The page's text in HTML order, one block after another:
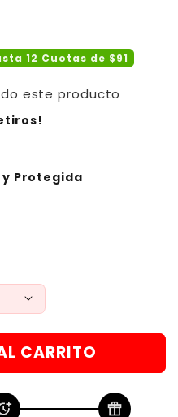
12 Cuotas de $91
este producto
y Protegida
CARRITO